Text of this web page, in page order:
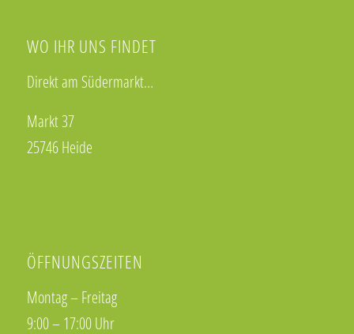
WO IHR UNS FINDET
Direkt am Südermarkt…
Markt 37
25746 Heide
ÖFFNUNGSZEITEN
Montag – Freitag
9:00 – 17:00 Uhr